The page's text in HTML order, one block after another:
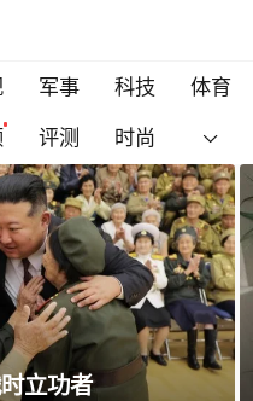
军事 科技
体育
评测 时尚
立功者